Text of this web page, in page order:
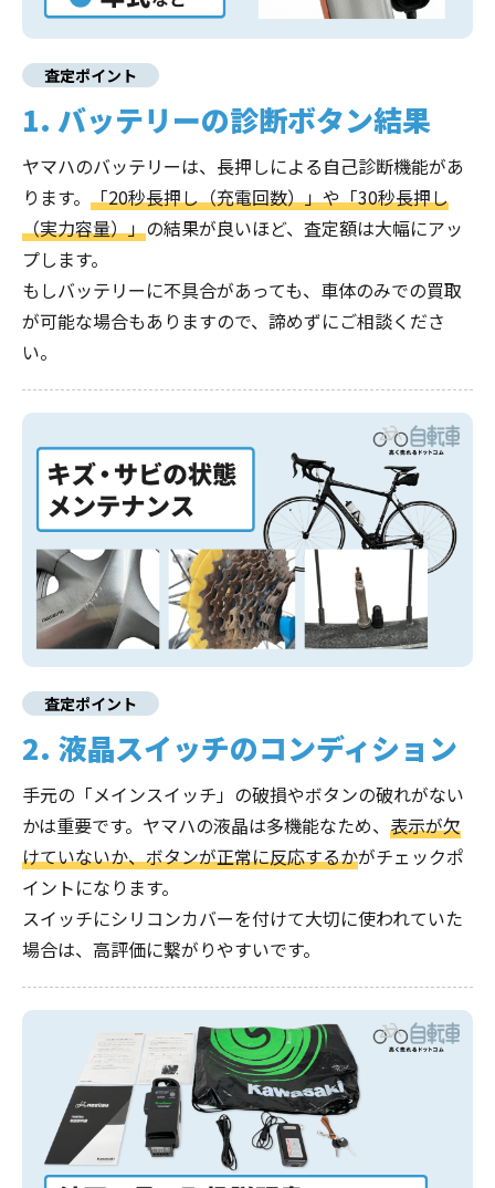
査定ポイント
1. バッテリーの診断ボタン結果
ヤマハのバッテリーは、長押しによる自己診断機能があ
ります。 「20秒長押し（充電回数）」や「30秒長押し
（実力容量）」の結果が良いほど、査定額は大幅にアッ
プします。
もしバッテリーに不具合があっても、車体のみでの買取
が可能な場合もありますので、諦めずにご相談くださ
い。
査定ポイント
2. 液晶スイッチのコンディション
手元の「メインスイッチ」の破損やボタンの破れがない
かは重要です。ヤマハの液晶は多機能なため、 表示が欠
けていないか、ボタンが正常に反応するかがチェックポ
イントになります。
スイッチにシリコンカバーを付けて大切に使われていた
場合は、高評価に繋がりやすいです。